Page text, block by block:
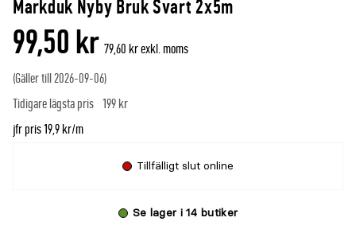
Markduk Nyby Bruk Svart 2x5m
denna
{0}
av
99,50 kr 79,60 kr exkl. moms
(Gäller till 2026-09-06)
Tidigare lägsta pris 199 kr
jfr pris 19,9 kr/m
Tillfälligt slut online
Se lager i 14 butiker